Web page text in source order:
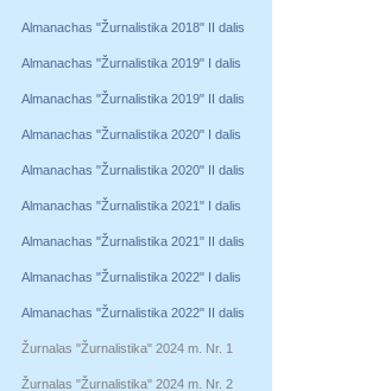
Almanachas "Žurnalistika 2018" II dalis
Almanachas "Žurnalistika 2019" I dalis
Almanachas "Žurnalistika 2019" II dalis
Almanachas "Žurnalistika 2020" I dalis
Almanachas "Žurnalistika 2020" II dalis
Almanachas "Žurnalistika 2021" I dalis
Almanachas "Žurnalistika 2021" II dalis
Almanachas "Žurnalistika 2022" I dalis
Almanachas "Žurnalistika 2022" II dalis
Žurnalas "Žurnalistika" 2024 m. Nr. 1
Žurnalas "Žurnalistika" 2024 m. Nr. 2